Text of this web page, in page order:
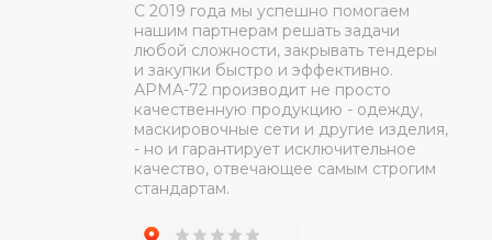
С 2019 года мы успешно помогаем
нашим партнерам решать задачи
любой сложности, закрывать тендеры
и закупки быстро и эффективно.
АРМА-72 производит не просто
качественную продукцию - одежду,
маскировочные сети и другие изделия,
- но и гарантирует исключительное
качество, отвечающее самым строгим
стандартам.